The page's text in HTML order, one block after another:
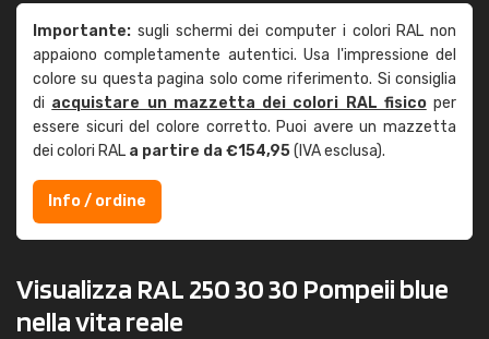
Importante: sugli schermi dei computer i colori RAL non
appaiono completamente autentici. Usa l'impressione del
colore su questa pagina solo come riferimento. Si consiglia
di acquistare un mazzetta dei colori RAL fisicoper
essere sicuri del colore corretto. Puoi avere un mazzetta
dei colori RAL a partire da €154,95(IVA esclusa).
Info / ordine
Visualizza RAL 250 30 30 Pompeii blue
nella vita reale